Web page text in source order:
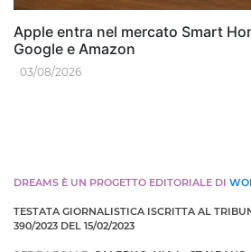
Apple entra nel mercato Smart
Google e Amazon
03/08/2026
DREAMS È UN PROGETTO EDITORIALE DI
TESTATA GIORNALISTICA ISCRITTA AL
390/2023 DEL 15/02/2023